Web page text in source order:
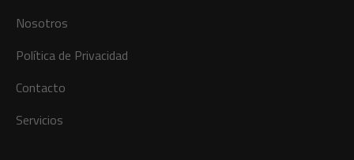
Nosotros
Política de Privacidad
Contacto
Servicios